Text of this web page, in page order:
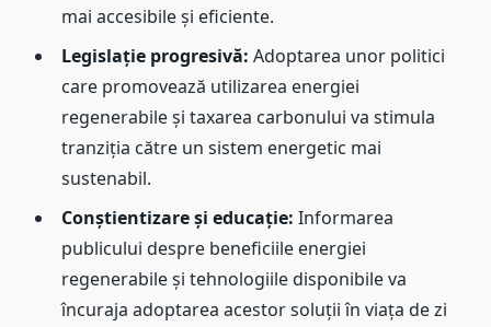
mai accesibile și eficiente.
Legislație progresivă: Adoptarea unor politici
care promovează utilizarea energiei
regenerabile și taxarea carbonului va stimula
tranziția către un sistem energetic mai
sustenabil.
Conștientizare și educație: Informarea
publicului despre beneficiile energiei
regenerabile și tehnologiile disponibile va
încuraja adoptarea acestor soluții în viața de zi